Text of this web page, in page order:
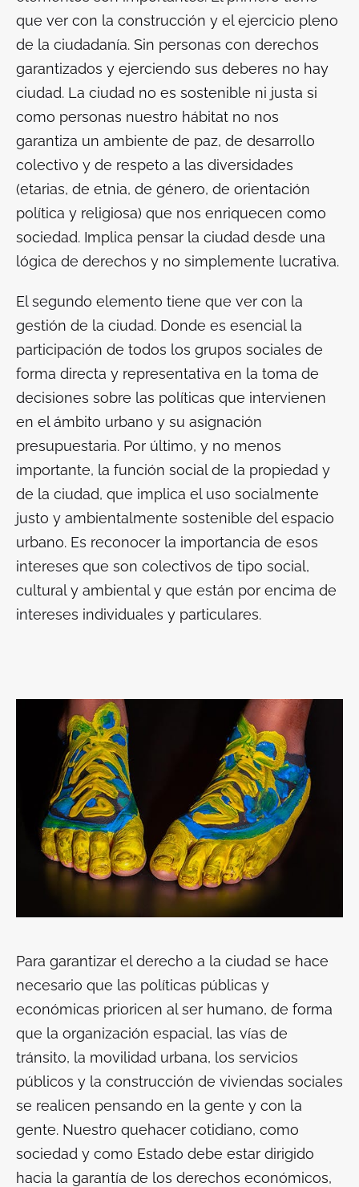
que ver con la construcción y el ejercicio pleno
de la ciudadanía. Sin personas con derechos
garantizados y ejerciendo sus deberes no hay
ciudad. La ciudad no es sostenible ni justa si
como personas nuestro hábitat no nos
garantiza un ambiente de paz, de desarrollo
colectivo y de respeto a las diversidades
(etarias, de etnia, de género, de orientación
política y religiosa) que nos enriquecen como
sociedad. Implica pensar la ciudad desde una
lógica de derechos y no simplemente lucrativa.
El segundo elemento tiene que ver con la
gestión de la ciudad. Donde es esencial la
participación de todos los grupos sociales de
forma directa y representativa en la toma de
decisiones sobre las políticas que intervienen
en el ámbito urbano y su asignación
presupuestaria. Por último, y no menos
importante, la función social de la propiedad y
de la ciudad, que implica el uso socialmente
justo y ambientalmente sostenible del espacio
urbano. Es reconocer la importancia de esos
intereses que son colectivos de tipo social,
cultural y ambiental y que están por encima de
intereses individuales y particulares.
Para garantizar el derecho a la ciudad se hace
necesario que las políticas públicas y
económicas prioricen al ser humano, de forma
que la organización espacial, las vías de
tránsito, la movilidad urbana, los servicios
públicos y la construcción de viviendas sociales
se realicen pensando en la gente y con la
gente. Nuestro quehacer cotidiano, como
sociedad y como Estado debe estar dirigido
hacia la garantía de los derechos económicos,